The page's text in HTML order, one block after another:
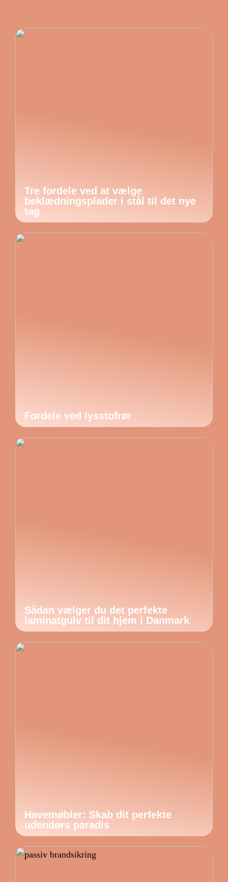
Tre fordele ved at vælge
beklædningsplader i stål til det nye
tag
Fordele ved lysstofrør
Sådan vælger du det perfekte
laminatgulv til dit hjem i Danmark
Havemøbler: Skab dit perfekte
udendørs paradis